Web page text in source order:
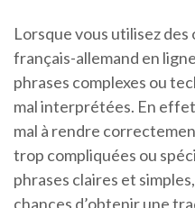
Lorsque vous utilisez
français-allemand en
phrases complexes ou
mal interprétées. En
mal à rendre
trop compliquées ou
phrases claires et
chances d’obtenir une